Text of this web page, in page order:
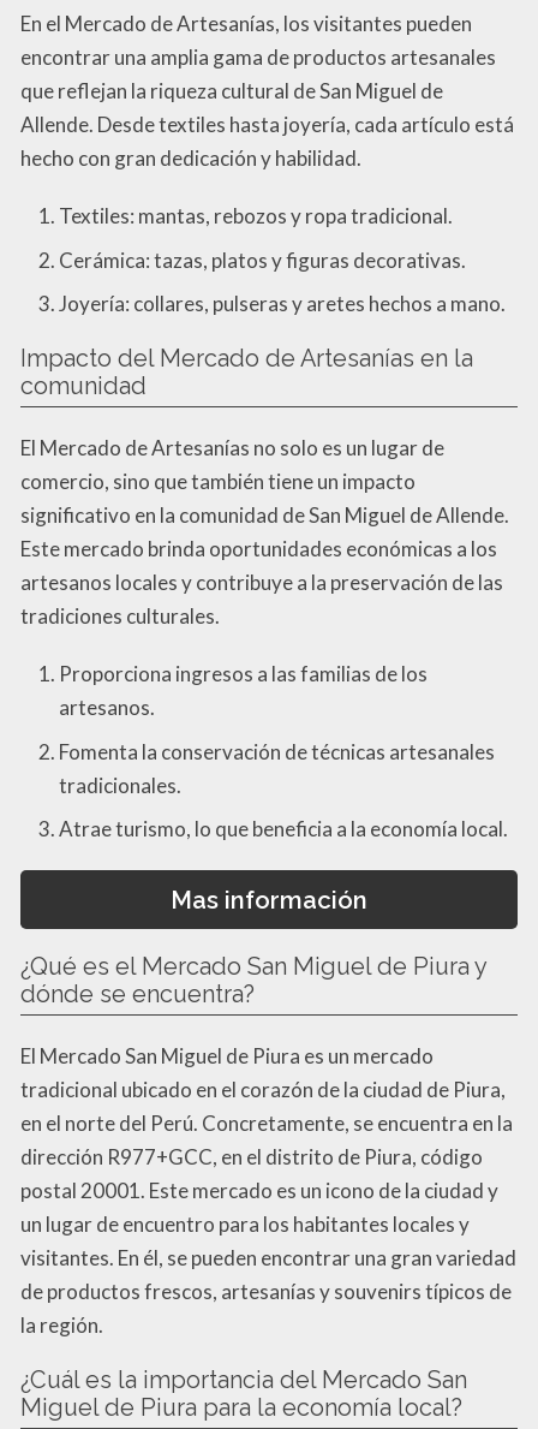
En el Mercado de Artesanías, los visitantes pueden
encontrar una amplia gama de productos artesanales
que reflejan la riqueza cultural de San Miguel de
Allende. Desde textiles hasta joyería, cada artículo está
hecho con gran dedicación y habilidad.
Textiles: mantas, rebozos y ropa tradicional.
Cerámica: tazas, platos y figuras decorativas.
Joyería: collares, pulseras y aretes hechos a mano.
Impacto del Mercado de Artesanías en la
comunidad
El Mercado de Artesanías no solo es un lugar de
comercio, sino que también tiene un impacto
significativo en la comunidad de San Miguel de Allende.
Este mercado brinda oportunidades económicas a los
artesanos locales y contribuye a la preservación de las
tradiciones culturales.
Proporciona ingresos a las familias de los
artesanos.
Fomenta la conservación de técnicas artesanales
tradicionales.
Atrae turismo, lo que beneficia a la economía local.
Mas información
¿Qué es el Mercado San Miguel de Piura y
dónde se encuentra?
El Mercado San Miguel de Piura es un mercado
tradicional ubicado en el corazón de la ciudad de Piura,
en el norte del Perú. Concretamente, se encuentra en la
dirección R977+GCC, en el distrito de Piura, código
postal 20001. Este mercado es un icono de la ciudad y
un lugar de encuentro para los habitantes locales y
visitantes. En él, se pueden encontrar una gran variedad
de productos frescos, artesanías y souvenirs típicos de
la región.
¿Cuál es la importancia del Mercado San
Miguel de Piura para la economía local?